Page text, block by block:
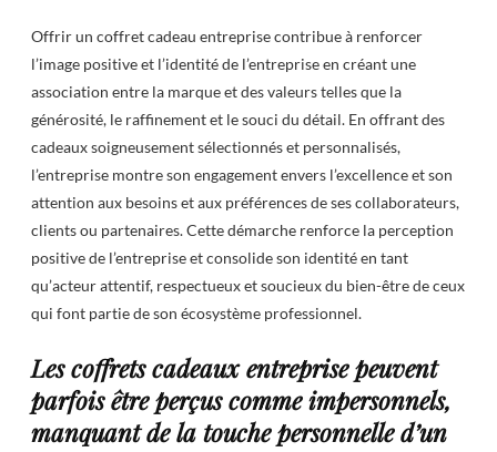
Offrir un coffret cadeau entreprise contribue à renforcer
l’image positive et l’identité de l’entreprise en créant une
association entre la marque et des valeurs telles que la
générosité, le raffinement et le souci du détail. En offrant des
cadeaux soigneusement sélectionnés et personnalisés,
l’entreprise montre son engagement envers l’excellence et son
attention aux besoins et aux préférences de ses collaborateurs,
clients ou partenaires. Cette démarche renforce la perception
positive de l’entreprise et consolide son identité en tant
qu’acteur attentif, respectueux et soucieux du bien-être de ceux
qui font partie de son écosystème professionnel.
Les coffrets cadeaux entreprise peuvent
parfois être perçus comme impersonnels,
manquant de la touche personnelle d’un